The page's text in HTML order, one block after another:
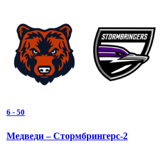
6 - 50
Медведи – Стормбрингерс-2